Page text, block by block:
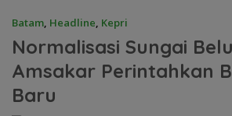
Batam, Headline, Kepri
Normalisasi Sungai
Amsakar Perintahkan
Baru